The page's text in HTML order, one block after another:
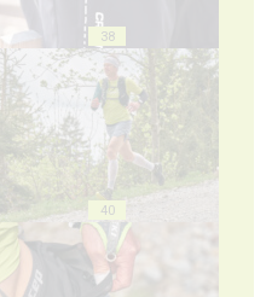
38
40